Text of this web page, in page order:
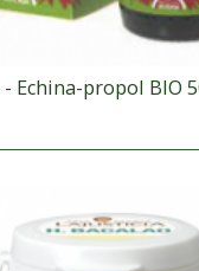
- Echina-propol BIO